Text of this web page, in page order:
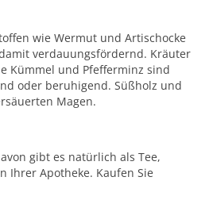
wie Wermut und Artischocke
verdauungsfördernd. Kräuter
Kümmel und Pfefferminz sind
oder beruhigend. Süßholz und
Magen.
gibt es natürlich als Tee,
Ihrer Apotheke. Kaufen Sie